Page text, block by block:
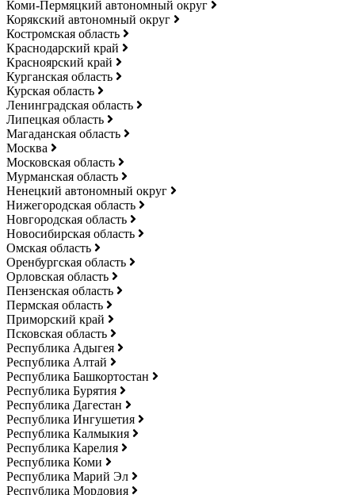
Коми-Пермяцкий автономный округ
Корякский автономный округ
Костромская область
Краснодарский край
Красноярский край
Курганская область
Курская область
Ленинградская область
Липецкая область
Магаданская область
Москва
Московская область
Мурманская область
Ненецкий автономный округ
Нижегородская область
Новгородская область
Новосибирская область
Омская область
Оренбургская область
Орловская область
Пензенская область
Пермская область
Приморский край
Псковская область
Республика Адыгея
Республика Алтай
Республика Башкортостан
Республика Бурятия
Республика Дагестан
Республика Ингушетия
Республика Калмыкия
Республика Карелия
Республика Коми
Республика Марий Эл
Республика Мордовия